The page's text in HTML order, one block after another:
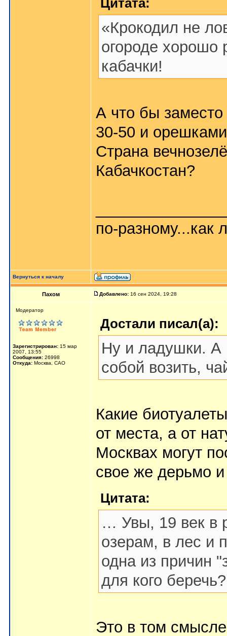
Цитата:
«Крокодил не
огороде хорошо
кабачки!
А что бы заместо
30-50 и
Страна
Кабачкостан?
по-разному...как
Вернуться к началу
Пахом Добавлено: 16 сен 2024, 19:28
Мoдератор
Зарегистрирован: 15 мар
2007, 13:55
Сообщения: 26998
Откуда: Москва, САО
Достали писал(а):
Ну и ладушки. А
собой возить,
Какие
от места, а от
Москвах могут
свое же дерьмо
Цитата:
… Увы, 19 век в
озерам, в лес и
одна из причин
для кого беречь?
Это в том